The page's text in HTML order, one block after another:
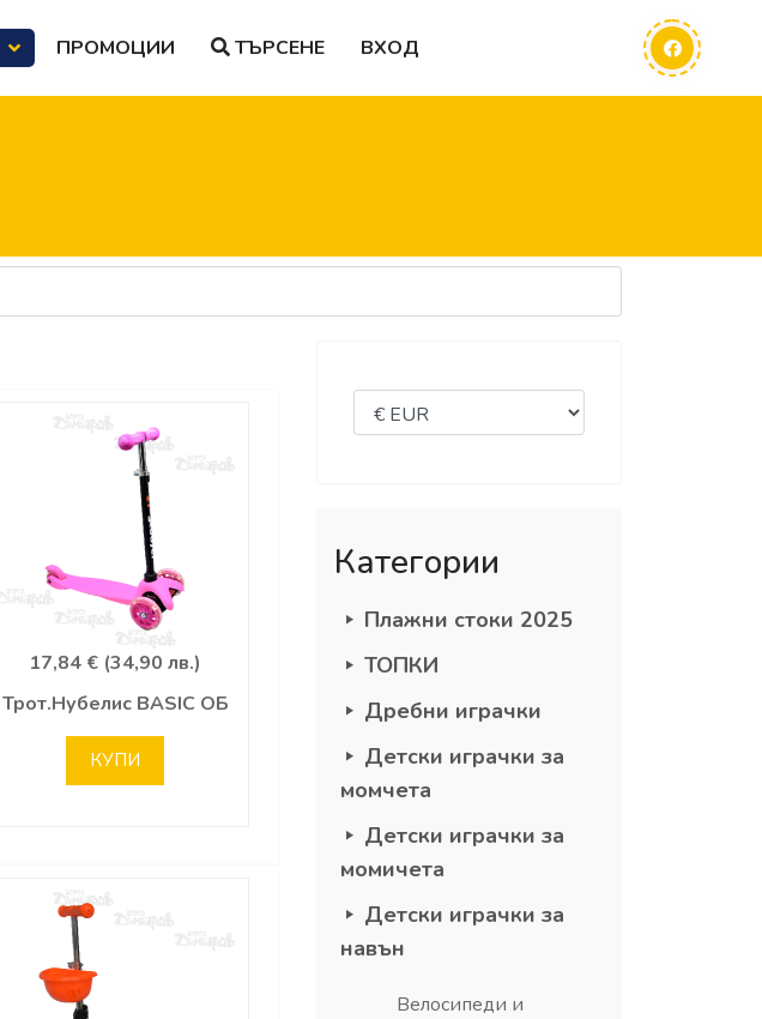
ПРОМОЦИИ ТЪРСЕНЕ ВХОД
17,84 € (34,90 лв.)
Трот.Нубелис BASIC ОБ
КУПИ
Категории
Плажни стоки 2025
ТОПКИ
Дребни играчки
Детски играчки за
момчета
Детски играчки за
момичета
Детски играчки за
навън
Велосипеди и